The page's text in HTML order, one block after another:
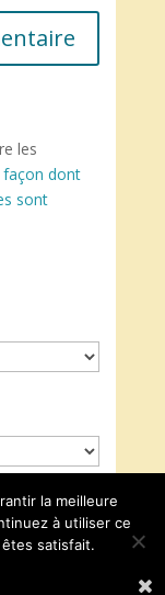
les
façon dont
sont
la meilleure
à utiliser ce
satisfait.